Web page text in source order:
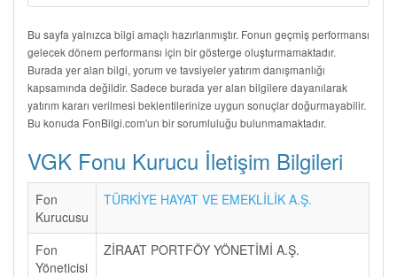
Bu sayfa yalnızca bilgi amaçlı hazırlanmıştır. Fonun geçmiş performansı
gelecek dönem performansı için bir gösterge oluşturmamaktadır.
Burada yer alan bilgi, yorum ve tavsiyeler yatırım danışmanlığı
kapsamında değildir. Sadece burada yer alan bilgilere dayanılarak
yatırım kararı verilmesi beklentilerinize uygun sonuçlar doğurmayabilir.
Bu konuda FonBilgi.com'un bir sorumluluğu bulunmamaktadır.
VGK Fonu Kurucu İletişim Bilgileri
Fon
Kurucusu
TÜRKİYE HAYAT VE EMEKLİLİK A.Ş.
Fon
Yöneticisi
ZİRAAT PORTFÖY YÖNETİMİ A.Ş.